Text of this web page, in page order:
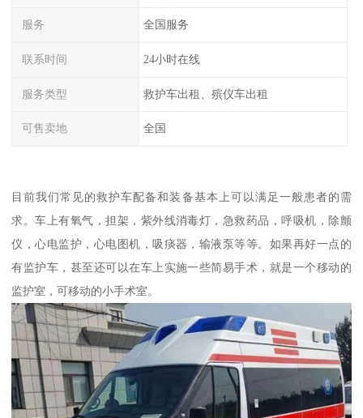
服务 全国服务
联系时间 24小时在线
服务类型 救护车出租、殡仪车出租
可售卖地 全国
目前我们常见的救护车配备和装备基本上可以满足一般患者的需
求。车上有氧气，担架，紫外线消毒灯，急救药品，呼吸机，除颤
仪，心电监护，心电图机，吸痰器，输液泵等等。如果再好一点的
有监护车，甚至还可以在车上实施一些简易手术，就是一个移动的
监护室，可移动的小手术室。